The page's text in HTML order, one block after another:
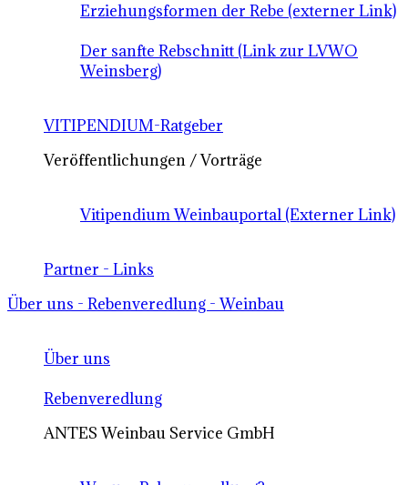
Erziehungsformen der Rebe (externer Link)
Der sanfte Rebschnitt (Link zur LVWO
Weinsberg)
VITIPENDIUM-Ratgeber
Veröffentlichungen / Vorträge
Vitipendium Weinbauportal (Externer Link)
Partner - Links
Über uns - Rebenveredlung - Weinbau
Über uns
Rebenveredlung
ANTES Weinbau Service GmbH